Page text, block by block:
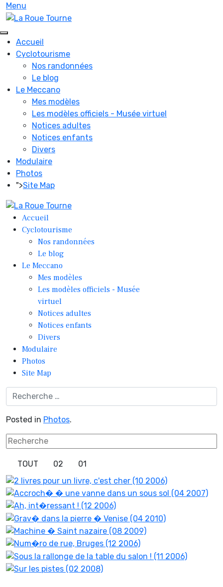
Menu
Accueil
Cyclotourisme
Nos randonnées
Le blog
Le Meccano
Mes modèles
Les modèles officiels - Musée virtuel
Notices adultes
Notices enfants
Divers
Modulaire
Photos
">Site Map
Accueil
Cyclotourisme
Nos randonnées
Le blog
Le Meccano
Mes modèles
Les modèles officiels - Musée
virtuel
Notices adultes
Notices enfants
Divers
Modulaire
Photos
Site Map
Posted in Photos.
TOUT 02 01